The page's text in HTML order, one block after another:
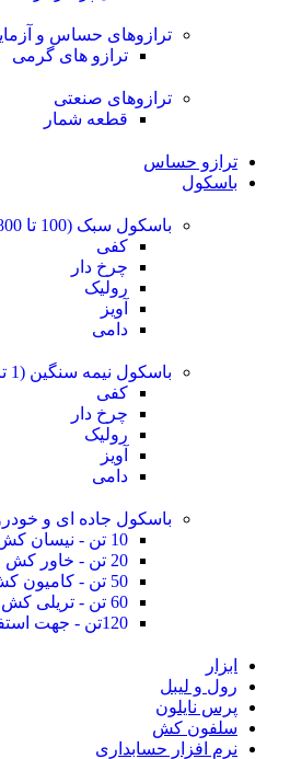
ترازوهای حساس و
ترازو های گرمی
ترازوهای صنعتی
قطعه شمار
ترازو حساس
باسکول
باسکول سبک (100 تا 800 کیلوگرم)
کفی
چرخ دار
رولیک
آویز
دامی
باسکول نیمه سنگین (1 تا 10 تن)
کفی
چرخ دار
رولیک
آویز
دامی
باسکول جاده ای و
10 تن - نیسان کش
20 تن - خاور کش
50 تن - کامیون کش
60 تن - تریلی کش
120تن - جهت استفاده معادن
ابزار
رول و لیبل
پرس نایلون
سلفون کش
نرم افزار حسابداری